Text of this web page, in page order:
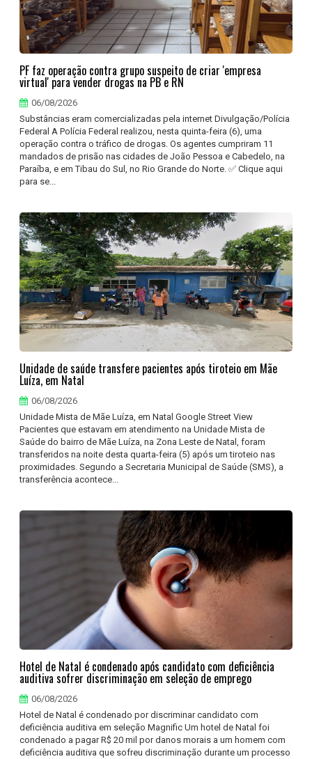
PF faz operação contra grupo suspeito de criar 'empresa
virtual' para vender drogas na PB e RN
06/08/2026
Substâncias eram comercializadas pela internet Divulgação/Polícia
Federal A Polícia Federal realizou, nesta quinta-feira (6), uma
operação contra o tráfico de drogas. Os agentes cumpriram 11
mandados de prisão nas cidades de João Pessoa e Cabedelo, na
Paraíba, e em Tibau do Sul, no Rio Grande do Norte. ✅ Clique aqui
para se...
Unidade de saúde transfere pacientes após tiroteio em Mãe
Luíza, em Natal
06/08/2026
Unidade Mista de Mãe Luíza, em Natal Google Street View
Pacientes que estavam em atendimento na Unidade Mista de
Saúde do bairro de Mãe Luíza, na Zona Leste de Natal, foram
transferidos na noite desta quarta-feira (5) após um tiroteio nas
proximidades. Segundo a Secretaria Municipal de Saúde (SMS), a
transferência acontece...
Hotel de Natal é condenado após candidato com deficiência
auditiva sofrer discriminação em seleção de emprego
06/08/2026
Hotel de Natal é condenado por discriminar candidato com
deficiência auditiva em seleção Magnific Um hotel de Natal foi
condenado a pagar R$ 20 mil por danos morais a um homem com
deficiência auditiva que sofreu discriminação durante um processo